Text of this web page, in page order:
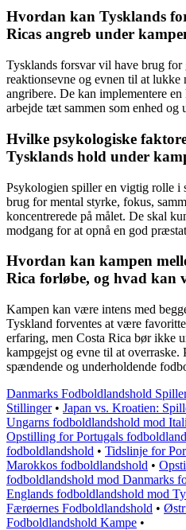
Hvordan kan Tysklands
Ricas angreb under
Tysklands forsvar vil have brug
reaktionsevne og evnen til at lukke
angribere. De kan implementere
arbejde tæt sammen som enhed
Hvilke psykologiske
Tysklands hold under
Psykologien spiller en vigtig rolle i
brug for mental styrke, fokus,
koncentrerede på målet. De skal
modgang for at opnå en god
Hvordan kan kampen
Rica forløbe, og hvad kan
Kampen kan være intens med
Tyskland forventes at være
erfaring, men Costa Rica bør ikke
kampgejst og evne til at
spændende og underholdende
Danmarks Fodboldlandshold
Stillinger• Japan vs. Kroatien:
Ungarns fodboldlandshold mod
Opstilling for Portugals
fodboldlandshold • Tidslinje for
Marokkos fodboldlandshold •
fodboldlandshold mod Danmarks
Englands fodboldlandshold mod
Færøernes Fodboldlandshold •
Fodboldlandshold Kampe •